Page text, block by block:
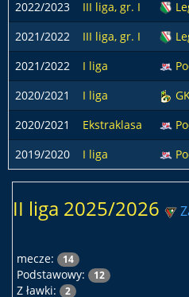
2022/2023
III liga, gr. I
2021/2022
III liga, gr. I
2021/2022 I liga
2020/2021 I liga
2020/2021 Ekstraklasa
2019/2020 I liga
II liga 2025/2026
mecze: 14
Podstawowy: 12
Z ławki: 2